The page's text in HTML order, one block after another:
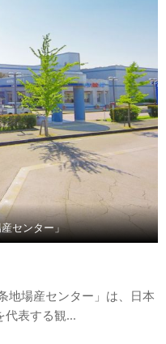
センター」
地場産センター」は、日本
代表する観...